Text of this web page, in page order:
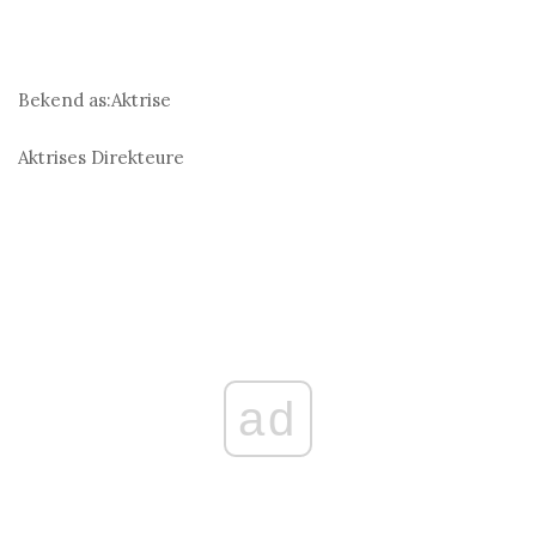
Bekend as:Aktrise
Aktrises Direkteure
ad